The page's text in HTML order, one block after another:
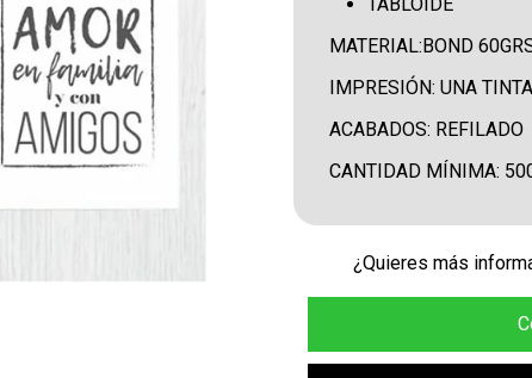
MATERIAL:BOND
IMPRESIÓN: UNA
ACABADOS: REFILADO
CANTIDAD MÍNIMA:
¿Quieres más